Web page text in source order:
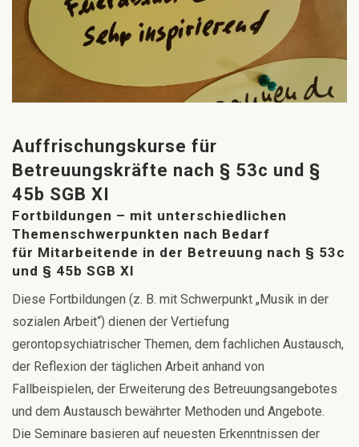
Auffrischungskurse für
Betreuungskräfte nach § 53c und §
45b SGB XI
Fortbildungen – mit unterschiedlichen
Themenschwerpunkten nach Bedarf
für Mitarbeitende in der Betreuung nach § 53c
und § 45b SGB XI
Diese Fortbildungen (z. B. mit Schwerpunkt „Musik in der
sozialen Arbeit“) dienen der Vertiefung
gerontopsychiatrischer Themen, dem fachlichen Austausch,
der Reflexion der täglichen Arbeit anhand von
Fallbeispielen, der Erweiterung des Betreuungsangebotes
und dem Austausch bewährter Methoden und Angebote.
Die Seminare basieren auf neuesten Erkenntnissen der